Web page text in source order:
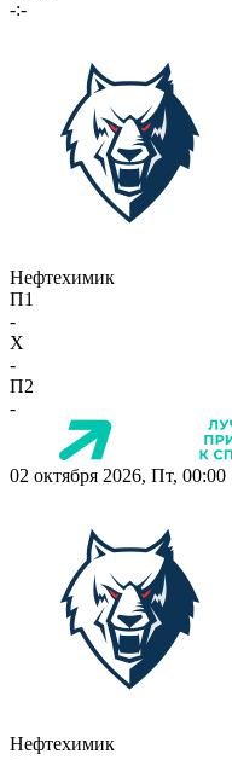
-:-
Нефтехимик
П1
-
X
-
П2
-
02 октября 2026, Пт, 00:00
Нефтехимик